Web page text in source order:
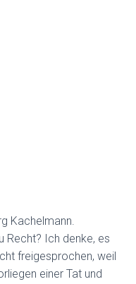
Kachelmann.
Recht? Ich denke, es
freigesprochen, weil
einer Tat und